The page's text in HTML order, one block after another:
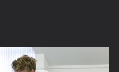
3D et scripts sur mesure